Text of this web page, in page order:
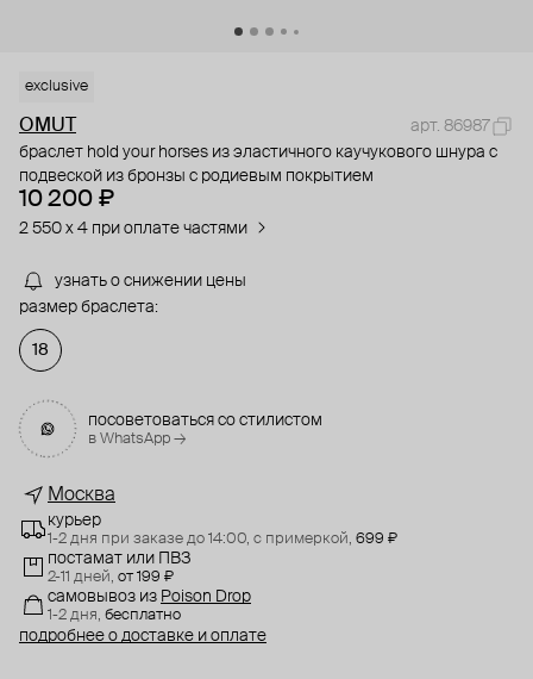
exclusive
OMUT
арт. 86987
браслет hold your horses из эластичного каучукового шнура с
подвеской из бронзы с родиевым покрытием
10 200 ₽
2 550 x 4 при оплате частями
узнать о снижении цены
размер браслета:
18
посоветоваться со стилистом
в WhatsApp →
Москва
курьер
1-2 дня при заказе до 14:00, с примеркой, 699 ₽
постамат или ПВЗ
2-11 дней, от 199 ₽
самовывоз из Poison Drop
1-2 дня, бесплатно
подробнее о доставке и оплате